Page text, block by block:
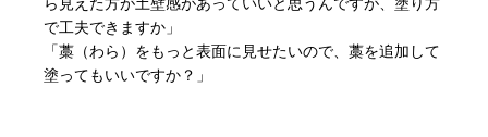
で工夫できますか」
「藁（わら）をもっと表面に見せたいので、藁を追加して
塗ってもいいですか？」